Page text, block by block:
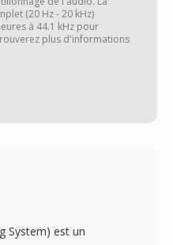
(20 Hz - 20 kHz)
à 44.1 kHz pour
plus d'informations
System) est un